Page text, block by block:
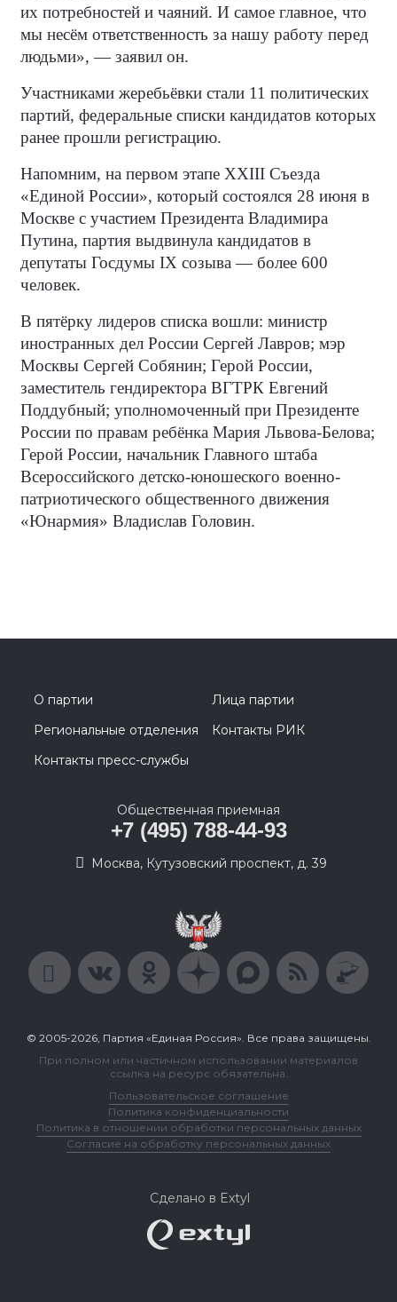
их потребностей и чаяний. И самое главное, что
мы несём ответственность за нашу работу перед
людьми», — заявил он.
Участниками жеребьёвки стали 11 политических
партий, федеральные списки кандидатов которых
ранее прошли регистрацию.
Напомним, на первом этапе XXIII Съезда
«Единой России», который состоялся 28 июня в
Москве с участием Президента Владимира
Путина, партия выдвинула кандидатов в
депутаты Госдумы IX созыва — более 600
человек.
В пятёрку лидеров списка вошли: министр
иностранных дел России Сергей Лавров; мэр
Москвы Сергей Собянин; Герой России,
заместитель гендиректора ВГТРК Евгений
Поддубный; уполномоченный при Президенте
России по правам ребёнка Мария Львова-Белова;
Герой России, начальник Главного штаба
Всероссийского детско-юношеского военно-
патриотического общественного движения
«Юнармия» Владислав Головин.
О партии
Лица партии
Региональные отделения
Контакты РИК
Контакты пресс-службы
Общественная приемная
+7 (495) 788-44-93
Москва, Кутузовский проспект, д. 39
© 2005-2026, Партия «Единая Россия». Все права защищены.
При полном или частичном использовании материалов
ссылка на ресурс обязательна.
Пользовательское соглашение
Политика конфиденциальности
Политика в отношении обработки персональных данных
Согласие на обработку персональных данных
Сделано в Extyl